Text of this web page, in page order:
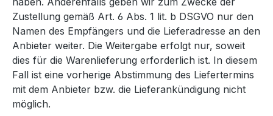
Zustellung gemäß Art. 6 Abs. 1 lit. b DSGVO nur den
Namen des Empfängers und die Lieferadresse an den
Anbieter weiter. Die Weitergabe erfolgt nur, soweit
dies für die Warenlieferung erforderlich ist. In diesem
Fall ist eine vorherige Abstimmung des Liefertermins
mit dem Anbieter bzw. die Lieferankündigung nicht
möglich.